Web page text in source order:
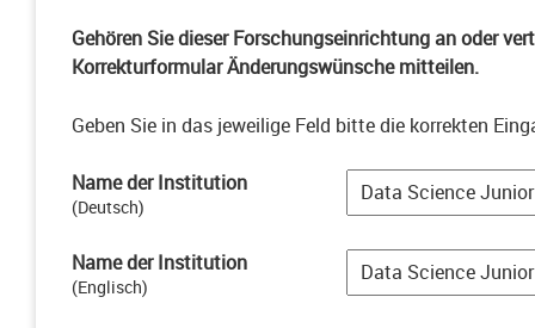
Gehören Sie dieser Forschungseinrichtung an oder
Korrekturformular Änderungswünsche mitteilen.
Geben Sie in das jeweilige Feld bitte die korrekten
Name der Institution
(Deutsch)
Name der Institution
(Englisch)